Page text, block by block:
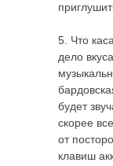
5. Что
дело
будет
скорее
от
клавиш